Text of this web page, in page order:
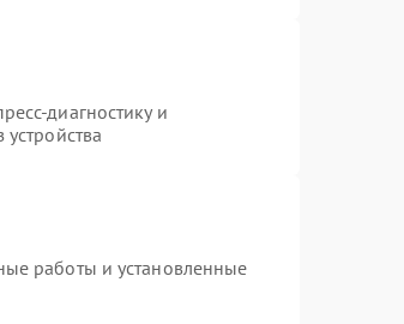
диагностику и
работы и установленные